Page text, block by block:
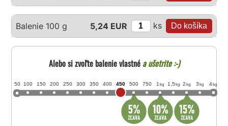
Balenie 100 g 5,24 EUR ks
Alebo si zvoľte balenie vlastnéa ušetrite :-)
50 100 150 200 250 300 350 400 450 500 750 1 kg 1,5 kg 2 kg 3 kg 4kg